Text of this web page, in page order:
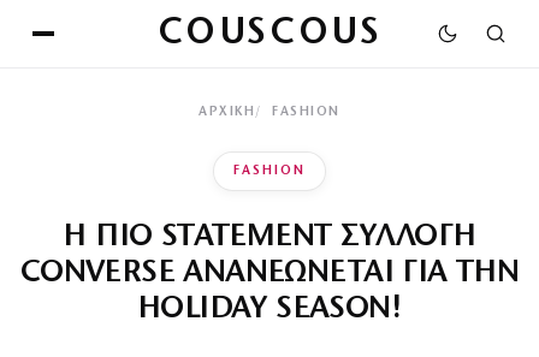
COUSCOUS
ΑΡΧΙΚΉ FASHION
FASHION
Η ΠΙΟ STATEMENT ΣΥΛΛΟΓΗ
CONVERSE ΑΝΑΝΕΩΝΕΤΑΙ ΓΙΑ ΤΗΝ
HOLIDAY SEASON!